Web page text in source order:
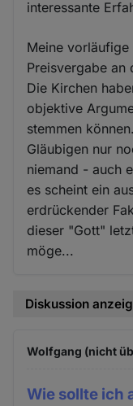
interessante
Meine
Preisvergabe an
Die Kirchen
objektive
stemmen
Gläubigen nur
niemand - auch
es scheint ein
erdrückender
dieser "Gott"
möge...
Diskussion
Wolfgang (nicht
Wie sollte ich